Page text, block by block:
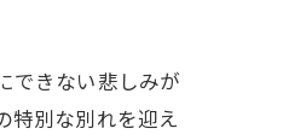
できない悲しみが
特別な別れを迎え